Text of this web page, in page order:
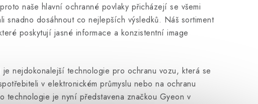
naše hlavní ochranné povlaky přicházejí se všemi
snadno dosáhnout co nejlepších výsledků. Náš sortiment
poskytují jasné informace a konzistentní image
nejdokonalejší technologie pro ochranu vozu, která se
v elektronickém průmyslu nebo na ochranu
technologie je nyní představena značkou Gyeon v